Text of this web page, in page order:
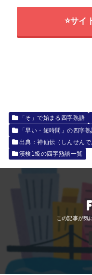
⭐サイ
「そ」で始まる四字熟語
「早い・短時間」の四字
出典：神仙伝（しんせん
漢検1級の四字熟語一覧